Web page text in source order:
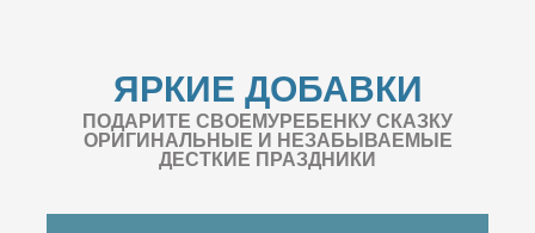
ЯРКИЕ ДОБАВКИ
ПОДАРИТЕ СВОЕМУРЕБЕНКУ СКАЗКУ
ОРИГИНАЛЬНЫЕ И НЕЗАБЫВАЕМЫЕ
ДЕСТКИЕ ПРАЗДНИКИ